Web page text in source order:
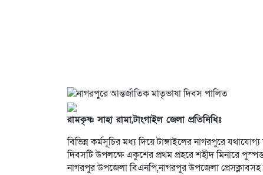
রামকৃষ্ণ সাহা রামা,টাংগাইল জেলা প্রতিনিধিঃ
বিভিন্ন কর্মসূচির মধ্য দিয়ে টাঙ্গাইলের নাগরপুরে
দিবসটি উপলক্ষে একুশের প্রথম প্রহরে শহীদ মিনারে
নাগরপুর উপজেলা বিএনপি,নাগরপুর উপজেলা প্রেসক্লাবসহ